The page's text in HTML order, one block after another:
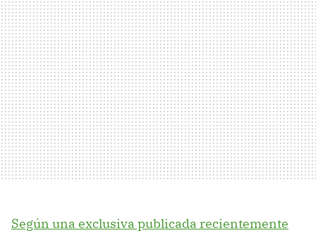
Según una exclusiva publicada recientemente